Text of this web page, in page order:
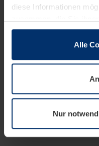
diese Informationen
sie im Rahmen Ihrer
wenn diese für den
notwendig sind. Für alle
wir Ihre Erlaubnis. Ihre
Datenschutzerklärung
widerrufen.
Alle
Nur